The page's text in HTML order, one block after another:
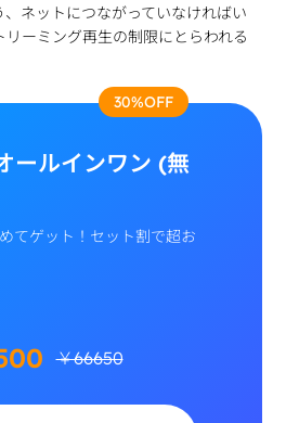
ネットにつながっていなければい
ーミング再生の制限にとらわれる
30%OFF
ルインワン (無
てゲット！セット割で超お
￥66650